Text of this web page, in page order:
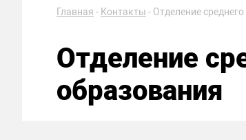
Главная - Контакты - Отделение
Отделение
образования